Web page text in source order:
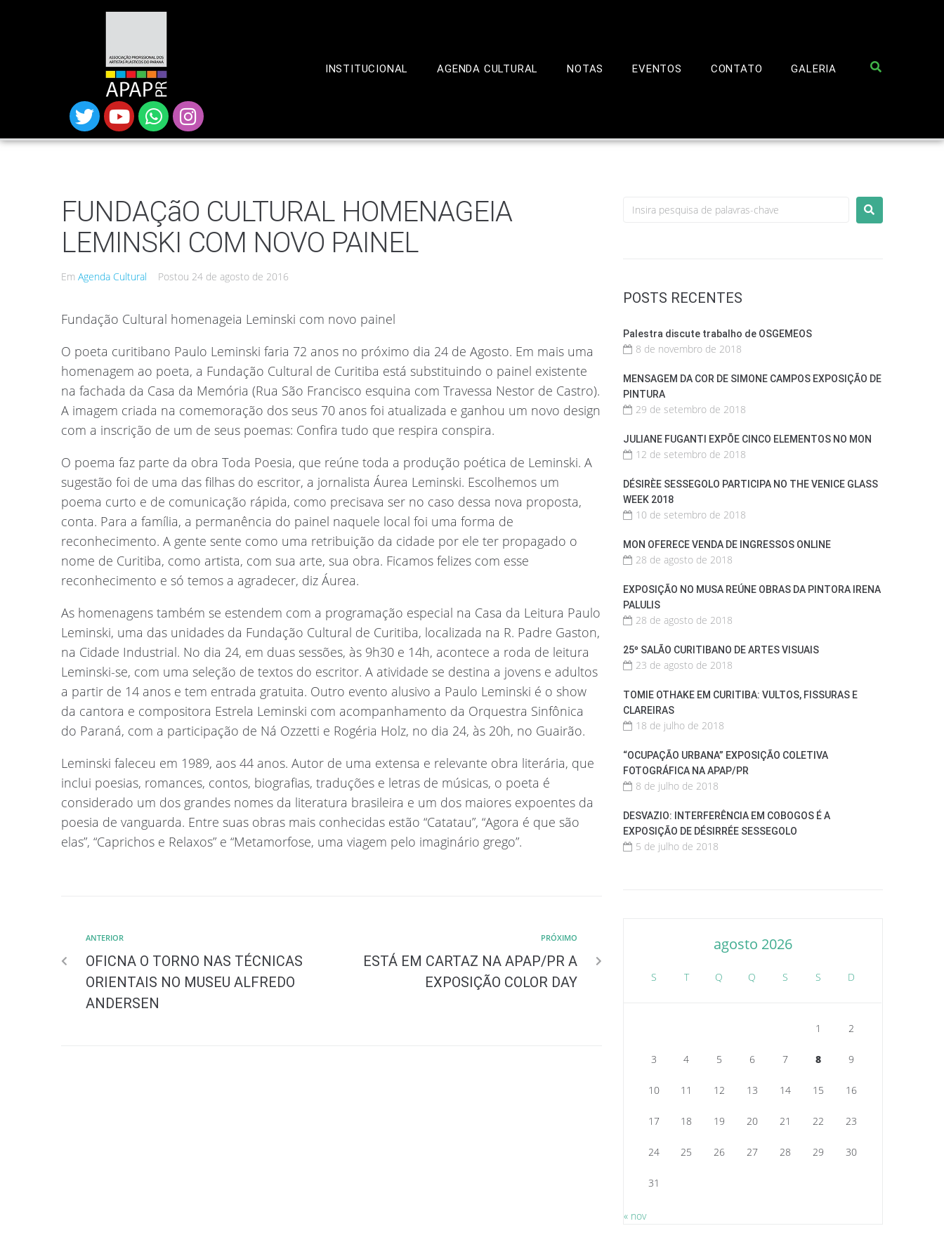
INSTITUCIONAL AGENDA CULTURAL NOTAS EVENTOS CONTATO GALERIA
FUNDAÇãO CULTURAL HOMENAGEIA
LEMINSKI COM NOVO PAINEL
Em Agenda Cultural Postou 24 de agosto de 2016
Fundação Cultural homenageia Leminski com novo painel
O poeta curitibano Paulo Leminski faria 72 anos no próximo dia 24 de Agosto. Em mais uma
homenagem ao poeta, a Fundação Cultural de Curitiba está substituindo o painel existente
na fachada da Casa da Memória (Rua São Francisco esquina com Travessa Nestor de Castro).
A imagem criada na comemoração dos seus 70 anos foi atualizada e ganhou um novo design
com a inscrição de um de seus poemas: Confira tudo que respira conspira.
O poema faz parte da obra Toda Poesia, que reúne toda a produção poética de Leminski. A
sugestão foi de uma das filhas do escritor, a jornalista Áurea Leminski. Escolhemos um
poema curto e de comunicação rápida, como precisava ser no caso dessa nova proposta,
conta. Para a família, a permanência do painel naquele local foi uma forma de
reconhecimento. A gente sente como uma retribuição da cidade por ele ter propagado o
nome de Curitiba, como artista, com sua arte, sua obra. Ficamos felizes com esse
reconhecimento e só temos a agradecer, diz Áurea.
As homenagens também se estendem com a programação especial na Casa da Leitura Paulo
Leminski, uma das unidades da Fundação Cultural de Curitiba, localizada na R. Padre Gaston,
na Cidade Industrial. No dia 24, em duas sessões, às 9h30 e 14h, acontece a roda de leitura
Leminski-se, com uma seleção de textos do escritor. A atividade se destina a jovens e adultos
a partir de 14 anos e tem entrada gratuita. Outro evento alusivo a Paulo Leminski é o show
da cantora e compositora Estrela Leminski com acompanhamento da Orquestra Sinfônica
do Paraná, com a participação de Ná Ozzetti e Rogéria Holz, no dia 24, às 20h, no Guairão.
Leminski faleceu em 1989, aos 44 anos. Autor de uma extensa e relevante obra literária, que
inclui poesias, romances, contos, biografias, traduções e letras de músicas, o poeta é
considerado um dos grandes nomes da literatura brasileira e um dos maiores expoentes da
poesia de vanguarda. Entre suas obras mais conhecidas estão “Catatau”, “Agora é que são
elas”, “Caprichos e Relaxos” e “Metamorfose, uma viagem pelo imaginário grego”.
ANTERIOR
OFICNA O TORNO NAS TÉCNICAS
ORIENTAIS NO MUSEU ALFREDO
ANDERSEN
PRÓXIMO
ESTÁ EM CARTAZ NA APAP/PR A
EXPOSIÇÃO COLOR DAY
POSTS RECENTES
Palestra discute trabalho de OSGEMEOS
8 de novembro de 2018
MENSAGEM DA COR DE SIMONE CAMPOS EXPOSIÇÃO DE
PINTURA
29 de setembro de 2018
JULIANE FUGANTI EXPÕE CINCO ELEMENTOS NO MON
12 de setembro de 2018
DÉSIRÈE SESSEGOLO PARTICIPA NO THE VENICE GLASS
WEEK 2018
10 de setembro de 2018
MON OFERECE VENDA DE INGRESSOS ONLINE
28 de agosto de 2018
EXPOSIÇÃO NO MUSA REÚNE OBRAS DA PINTORA IRENA
PALULIS
28 de agosto de 2018
25º SALÃO CURITIBANO DE ARTES VISUAIS
23 de agosto de 2018
TOMIE OTHAKE EM CURITIBA: VULTOS, FISSURAS E
CLAREIRAS
18 de julho de 2018
“OCUPAÇÃO URBANA” EXPOSIÇÃO COLETIVA
FOTOGRÁFICA NA APAP/PR
8 de julho de 2018
DESVAZIO: INTERFERÊNCIA EM COBOGOS É A
EXPOSIÇÃO DE DÉSIRRÉE SESSEGOLO
5 de julho de 2018
agosto 2026
S T Q Q S S D
1 2
3 4 5 6 7 8 9
10 11 12 13 14 15 16
17 18 19 20 21 22 23
24 25 26 27 28 29 30
31
« nov